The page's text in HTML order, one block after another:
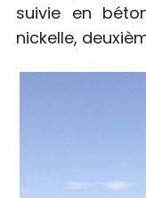
suivie en
nickelle,